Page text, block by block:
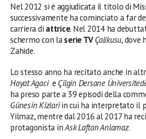
Nel 2012 si è aggiudicata il titolo di
successivamente ha cominciato a far
carriera di attrice. Nel 2014 ha
schermo con laserie TVÇalikusu, dove
Zahide.
Lo stesso anno ha recitato anche in
Hayat Agaci e Çilgin Dersane
ha preso parte a 39 episodi della
Günesin Kizlariin cui ha interpretato il
Yilmaz, mentre dal 2016 al 2017 ha
protagonista inAsk Laftan Anlamaz.